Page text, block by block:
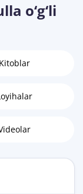
o‘g‘li
Kitoblar